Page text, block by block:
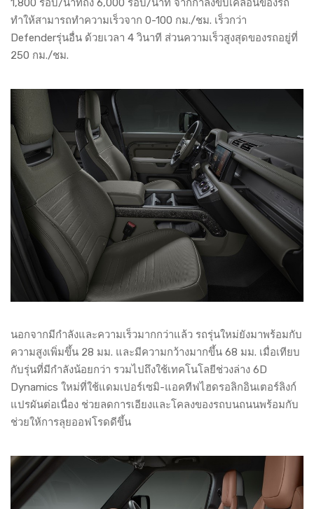
1,800 รอบ/นาทีถึง 6,000 รอบ/นาที จากกำลังขับเคลื่อนของรถ
ทำให้สามารถทำความเร็วจาก 0-100 กม./ชม. เร็วกว่า
Defenderรุ่นอื่น ด้วยเวลา 4 วินาที ส่วนความเร็วสูงสุดของรถอยู่ที่
250 กม./ชม.
นอกจากมีกำลังและความเร็วมากกว่าแล้ว รถรุ่นใหม่ยังมาพร้อมกับ
ความสูงเพิ่มขึ้น 28 มม. และมีความกว้างมากขึ้น 68 มม. เมื่อเทียบ
กับรุ่นที่มีกำลังน้อยกว่า รวมไปถึงใช้เทคโนโลยีช่วงล่าง 6D
Dynamics ใหม่ที่ใช้แดมเปอร์เซมิ-แอคทีฟไฮดรอลิกอินเตอร์ลิงก์
แปรผันต่อเนื่อง ช่วยลดการเอียงและโคลงของรถบนถนนพร้อมกับ
ช่วยให้การลุยออฟโรดดีขึ้น